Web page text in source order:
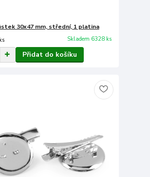
30x47 mm, střední, 1 platina
Skladem 6328 ks
Přidat do košíku